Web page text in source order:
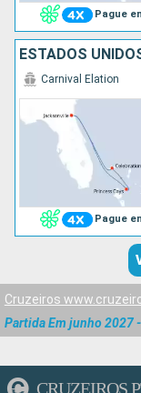
Pague
ESTADOS
Pague
Carnival Elation
Cruzeiros
Partida Em junho 2027